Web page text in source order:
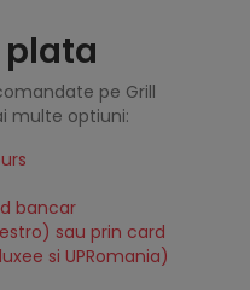
pe Grill
multe optiuni:
bancar
sau prin card
si UPRomania)